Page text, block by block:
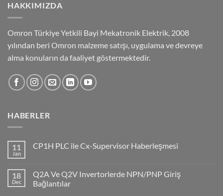
HAKKIMIZDA
Omron Türkiye Yetkili Bayi Mekatronik Elektrik, 2008
yılından beri Omron malzeme satışı, uygulama ve devreye
alma konuların da faaliyet göstermektedir.
HABERLER
11
Jan
CP1H PLC ile Cx-Supervisor Haberleşmesi
CP1H
PLC
ile
18
Dec
Q2A Ve Q2V Invertorlerde NPN/PNP Giriş
Bağlantılar